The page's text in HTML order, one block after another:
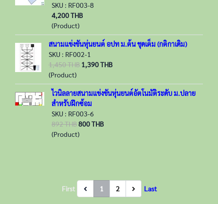
SKU : RF003-8
4,200 THB
(Product)
สนามแข่งขันหุ่นยนต์ อปท ม.ต้น ชุดเต็ม (กติกาเดิม)
SKU : RF002-1
1,450 THB 1,390 THB
(Product)
ไวนิลลายสนามแข่งขันหุ่นยนต์อัตโนมัติระดับ ม.ปลาย
สำหรับฝึกซ้อม
SKU : RF003-6
892 THB800 THB
(Product)
First 1 2 Last